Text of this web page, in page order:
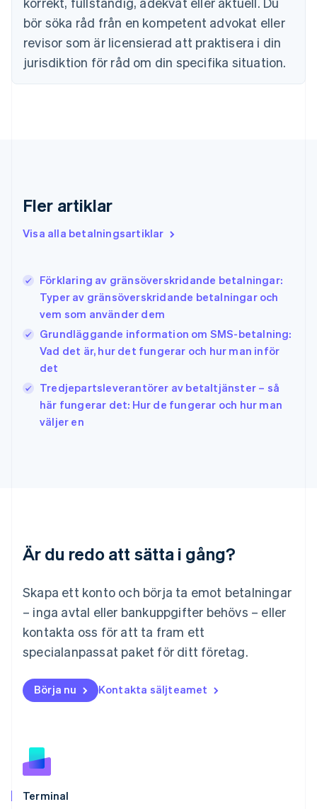
bör söka råd från en kompetent advokat eller
revisor som är licensierad att praktisera i din
jurisdiktion för råd om din specifika situation.
Fler artiklar
Visa alla betalningsartiklar
Förklaring av gränsöverskridande betalningar:
Typer av gränsöverskridande betalningar och
vem som använder dem
Grundläggande information om SMS-betalning:
Vad det är, hur det fungerar och hur man inför
det
Tredjepartsleverantörer av betaltjänster – så
här fungerar det: Hur de fungerar och hur man
väljer en
Är du redo att sätta i gång?
Skapa ett konto och börja ta emot betalningar
– inga avtal eller bankuppgifter behövs – eller
kontakta oss för att ta fram ett
specialanpassat paket för ditt företag.
Börja nu Kontakta säljteamet
Terminal
Danmark
English
Estland
English
Fastlandskina
Finland
Grekland
Hongkong SAR, Kina
English
Irland
English
Italien
Italiano English
Japan
日本語
EnglishFrançais
Kroatien
EnglishItaliano
Malaysia
English
Mexiko
Nederländerna
NederlandsEnglish
English
Nya Zeeland
Portugal
Português
Rumänien
English